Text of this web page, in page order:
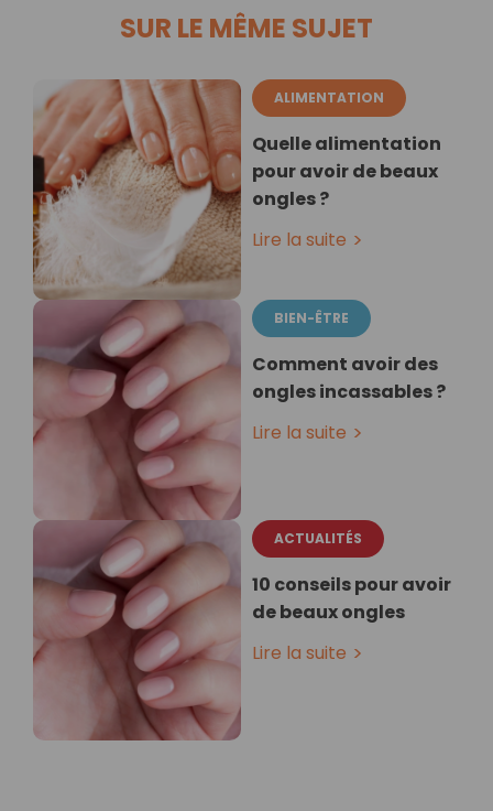
SUR LE MÊME SUJET
ALIMENTATION
Quelle alimentation
pour avoir de beaux
ongles ?
Lire la suite
BIEN-ÊTRE
Comment avoir des
ongles incassables ?
Lire la suite
ACTUALITÉS
10 conseils pour avoir
de beaux ongles
Lire la suite